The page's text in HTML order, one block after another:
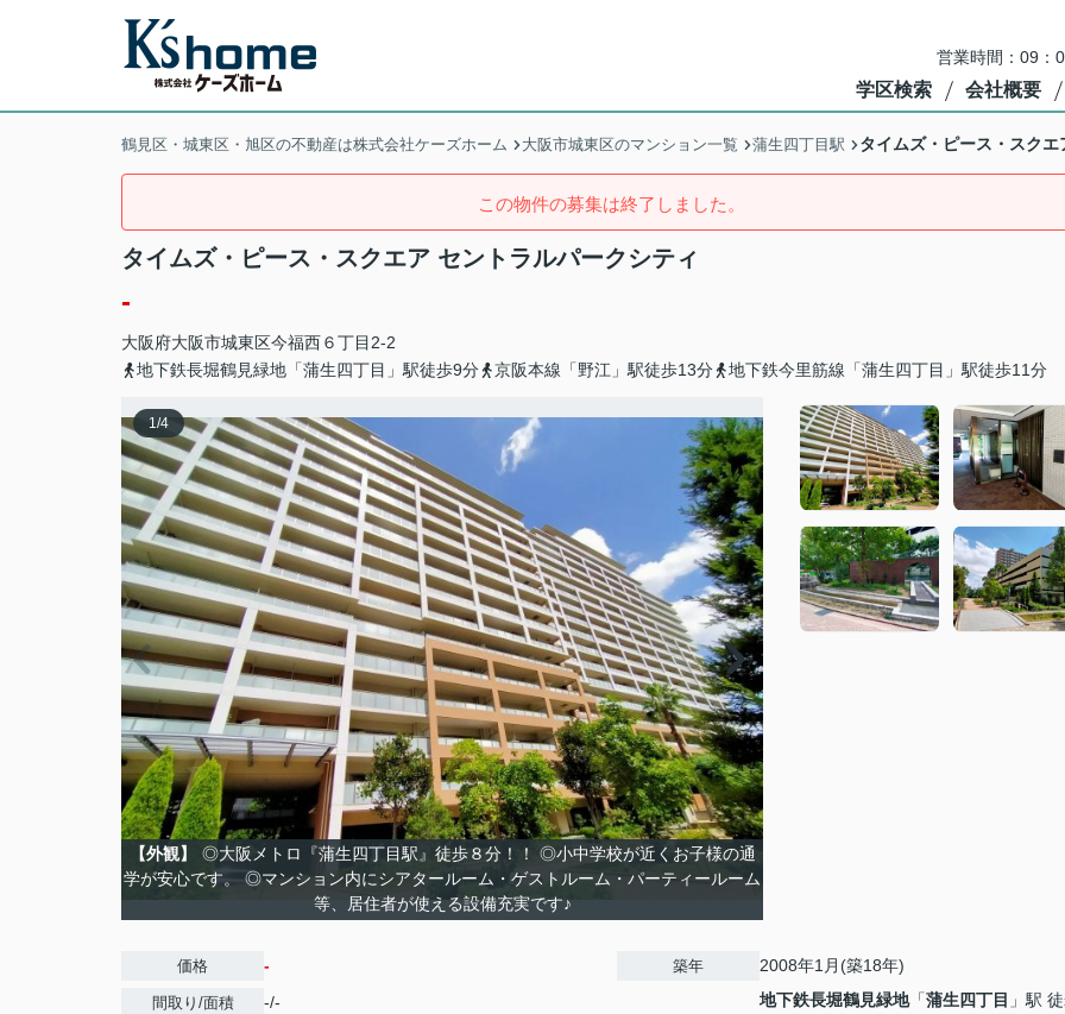
営業時間：09：
学区検索 会社概要
鶴見区・城東区・旭区の不動産は株式会社ケーズホーム 大阪市城東区のマンション一覧 蒲生四丁目駅 タイムズ・ピース・スク
この物件の募集は終了しました。
タイムズ・ピース・スクエア セントラルパークシティ
-
大阪府大阪市城東区今福西６丁目2-2
地下鉄長堀鶴見緑地「蒲生四丁目」駅徒歩9分
京阪本線「野江」駅徒歩13分 地下鉄今里筋線「蒲生四丁目」駅徒歩11分
1/4
【外観】
◎大阪メトロ『蒲生四丁目駅』徒歩８分！！ ◎小中学校が近くお子様の通
学が安心です。 ◎マンション内にシアタールーム・ゲストルーム・パーティールーム
等、居住者が使える設備充実です♪
価格 -
間取り/面積 -/-
築年 2008年1月(築18年)
地下鉄長堀鶴見緑地「蒲生四丁目 」駅